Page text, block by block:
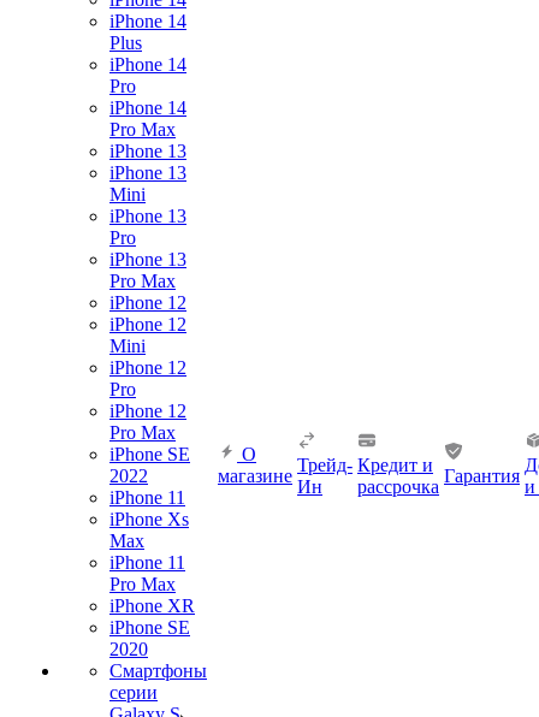
iPhone 14
Plus
iPhone 14
Pro
iPhone 14
Pro Max
iPhone 13
iPhone 13
Mini
iPhone 13
Pro
iPhone 13
Pro Max
iPhone 12
iPhone 12
Mini
iPhone 12
Pro
iPhone 12
Pro Max
iPhone SE
2022
iPhone 11
iPhone Xs
Max
iPhone 11
Pro Max
iPhone XR
iPhone SE
2020
Смартфоны
серии
О
магазине
Трейд-
Ин
Кредит и
рассрочка
Гарантия
и